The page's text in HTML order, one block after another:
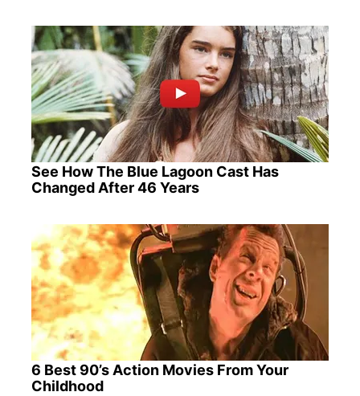
See How The Blue Lagoon Cast Has
Changed After 46 Years
6 Best 90’s Action Movies From Your
Childhood